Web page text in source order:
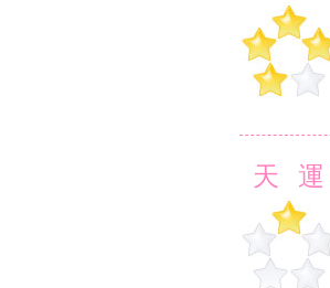
天運